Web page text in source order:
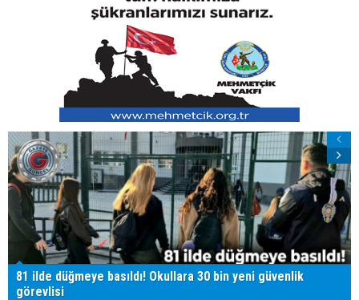
81 ilde düğmeye basıldı! Okullara 30 bin yeni güvenlik
görevlisi